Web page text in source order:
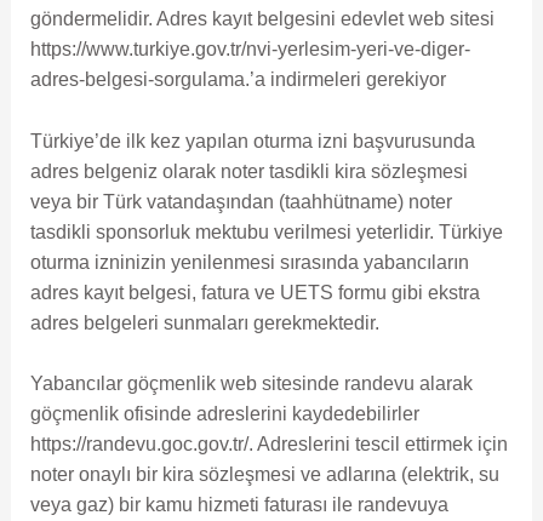
göndermelidir. Adres kayıt belgesini edevlet web sitesi
https://www.turkiye.gov.tr/nvi-yerlesim-yeri-ve-diger-
adres-belgesi-sorgulama.’a indirmeleri gerekiyor
Türkiye’de ilk kez yapılan oturma izni başvurusunda
adres belgeniz olarak noter tasdikli kira sözleşmesi
veya bir Türk vatandaşından (taahhütname) noter
tasdikli sponsorluk mektubu verilmesi yeterlidir. Türkiye
oturma izninizin yenilenmesi sırasında yabancıların
adres kayıt belgesi, fatura ve UETS formu gibi ekstra
adres belgeleri sunmaları gerekmektedir.
Yabancılar göçmenlik web sitesinde randevu alarak
göçmenlik ofisinde adreslerini kaydedebilirler
https://randevu.goc.gov.tr/. Adreslerini tescil ettirmek için
noter onaylı bir kira sözleşmesi ve adlarına (elektrik, su
veya gaz) bir kamu hizmeti faturası ile randevuya